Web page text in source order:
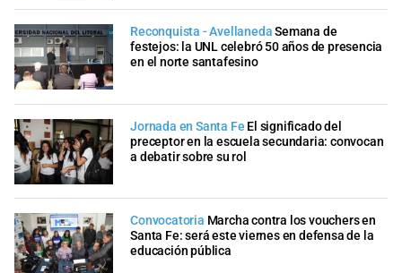
Reconquista - AvellanedaSemana de
festejos: la UNL celebró 50 años de presencia
en el norte santafesino
Jornada en Santa Fe El significado del
preceptor en la escuela secundaria: convocan
a debatir sobre su rol
Convocatoria Marcha contra los vouchers en
Santa Fe: será este viernes en defensa de la
educación pública